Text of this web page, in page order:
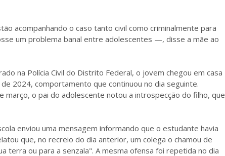
acompanhando o caso tanto civil como criminalmente para
um problema banal entre adolescentes —, disse a mãe ao
na Polícia Civil do Distrito Federal, o jovem chegou em casa
2024, comportamento que continuou no dia seguinte.
março, o pai do adolescente notou a introspecção do filho, que
enviou uma mensagem informando que o estudante havia
que, no recreio do dia anterior, um colega o chamou de
terra ou para a senzala". A mesma ofensa foi repetida no dia